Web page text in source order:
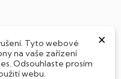
×
Tyto webové
na vaše zařízení
Odsouhlaste prosím
webu.